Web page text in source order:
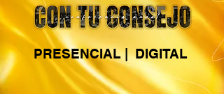
PRESENCIAL | DIGITAL